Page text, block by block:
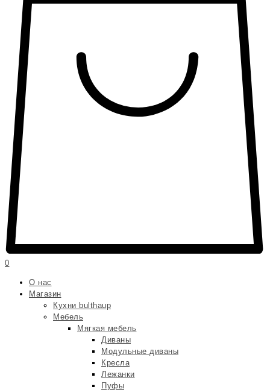
0
О нас
Магазин
Кухни bulthaup
Мебель
Мягкая мебель
Диваны
Модульные диваны
Кресла
Лежанки
Пуфы